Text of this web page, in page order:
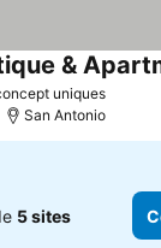
uniques
&
San Antonio
5 sites